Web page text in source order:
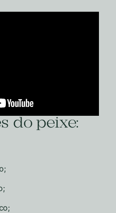
do peixe: